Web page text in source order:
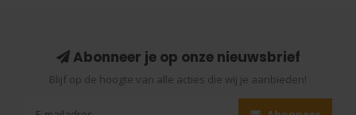
Abonneer je op onze nieuwsbrief
Blijf op de hoogte van alle acties die wij je aanbieden!